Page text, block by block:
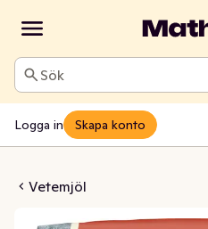
Sök
Logga in Skapa konto
Vetemjöl
Fint Kärnvete